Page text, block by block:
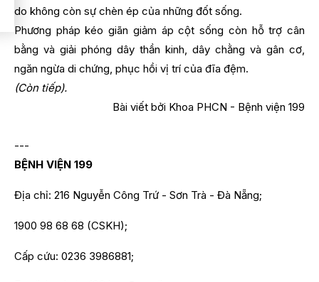
do không còn sự chèn ép của những đốt sống.
Phương pháp kéo giãn giảm áp cột sống còn hỗ trợ cân
bằng và giải phóng dây thần kinh, dây chằng và gân cơ,
ngăn ngừa di chứng, phục hồi vị trí của đĩa đệm.
(Còn tiếp).
Bài viết bởi Khoa PHCN - Bệnh viện 199
---
BỆNH VIỆN 199
Địa chỉ: 216 Nguyễn Công Trứ - Sơn Trà - Đà Nẵng;
1900 98 68 68 (CSKH);
Cấp cứu: 0236 3986881;